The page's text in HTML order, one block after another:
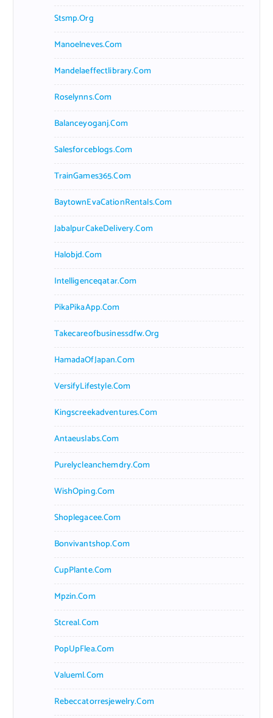
Stsmp.org
Manoelneves.com
Mandelaeffectlibrary.com
Roselynns.com
Balanceyoganj.com
Salesforceblogs.com
TrainGames365.com
BaytownEvaCationRentals.com
JabalpurCakeDelivery.com
Halobjd.com
Intelligenceqatar.com
PikaPikaApp.com
Takecareofbusinessdfw.org
HamadaOfJapan.com
VersifyLifestyle.com
Kingscreekadventures.com
Antaeuslabs.com
Purelycleanchemdry.com
WishOping.com
Shoplegacee.com
Bonvivantshop.com
CupPlante.com
Mpzin.com
Stcreal.com
PopUpFlea.com
Valueml.com
Rebeccatorresjewelry.com